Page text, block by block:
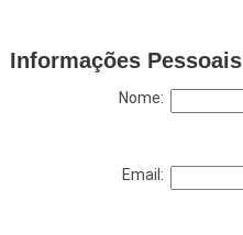
Informações Pessoais
Nome:
Email: